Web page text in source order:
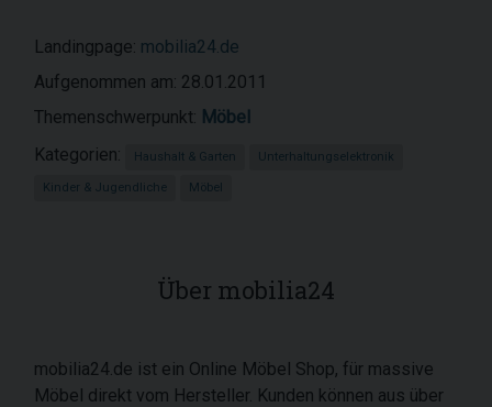
Landingpage: mobilia24.de
Aufgenommen am: 28.01.2011
Themenschwerpunkt: Möbel
Kategorien:
Haushalt & Garten Unterhaltungselektronik
Kinder & Jugendliche Möbel
Über mobilia24
mobilia24.de ist ein Online Möbel Shop, für massive
Möbel direkt vom Hersteller. Kunden können aus über